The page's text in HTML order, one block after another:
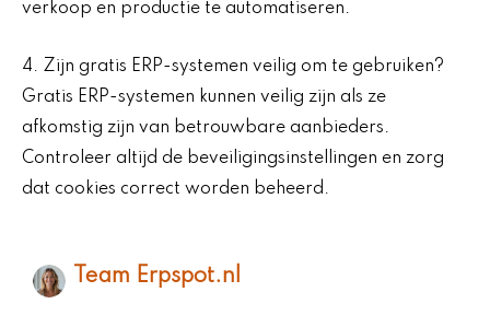
verkoop en productie te automatiseren.
4. Zijn gratis ERP-systemen veilig om te gebruiken?
Gratis ERP-systemen kunnen veilig zijn als ze
afkomstig zijn van betrouwbare aanbieders.
Controleer altijd de beveiligingsinstellingen en zorg
dat cookies correct worden beheerd.
Team Erpspot.nl